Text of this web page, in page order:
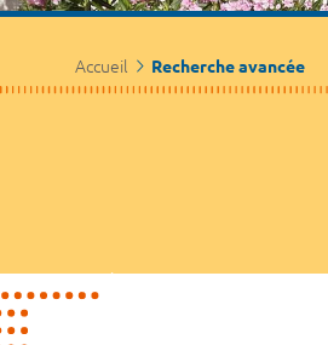
Accueil Recherche avancée